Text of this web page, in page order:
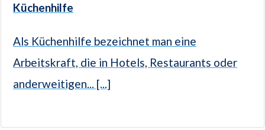
Küchenhilfe
Als Küchenhilfe bezeichnet man eine
Arbeitskraft, die in Hotels, Restaurants oder
anderweitigen... [...]